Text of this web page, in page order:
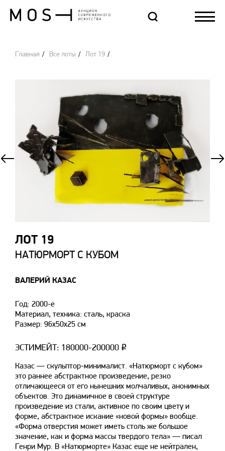
Главная Все лоты Лот 19
ВАЛЕРИЙ КАЗАС
НАТЮРМОРТ С КУБОМ
ЛОТ 19
Год: 2000-е
Материал, техника: сталь, краска
Размер: 96х50х25 см
ЭСТИМЕЙТ: 180000-200000 ₽
Казас — скульптор-минималист. «Натюрморт с кубом»
это раннее абстрактное произведение, резко
отличающееся от его нынешних молчаливых, анонимных
объектов. Это динамичное в своей структуре
произведение из стали, активное по своим цвету и
форме, абстрактное искание «новой формы» вообще.
«Форма отверстия может иметь столь же большое
значение, как и форма массы твердого тела» — писал
Генри Мур. В «Натюрморте» Казас еще не нейтрален,